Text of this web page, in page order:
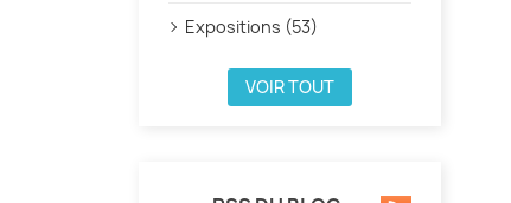
Expositions (53)
VOIR TOUT